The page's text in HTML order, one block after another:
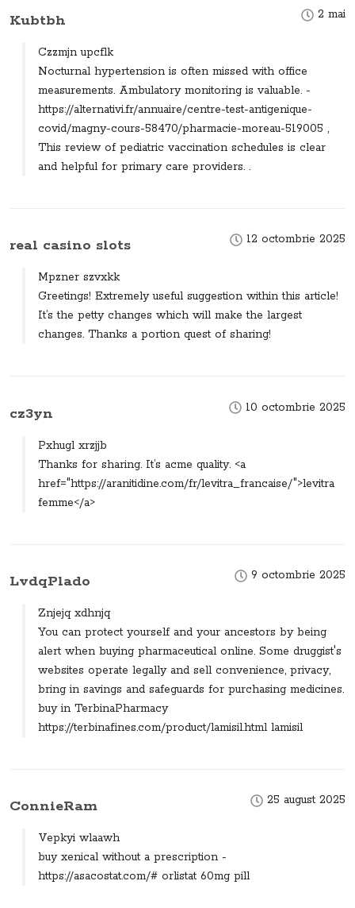
2 mai
Kubtbh
Czzmjn upcflk
Nocturnal hypertension is often missed with office
measurements. Ambulatory monitoring is valuable. -
https://alternativi.fr/annuaire/centre-test-antigenique-
covid/magny-cours-58470/pharmacie-moreau-519005 ,
This review of pediatric vaccination schedules is clear
and helpful for primary care providers. .
12 octombrie 2025
real casino slots
Mpzner szvxkk
Greetings! Extremely useful suggestion within this article!
It’s the petty changes which will make the largest
changes. Thanks a portion quest of sharing!
10 octombrie 2025
cz3yn
Pxhugl xrzjjb
Thanks for sharing. It’s acme quality. <a
href="https://aranitidine.com/fr/levitra_francaise/">levitra
femme</a>
9 octombrie 2025
LvdqPlado
Znjejq xdhnjq
You can protect yourself and your ancestors by being
alert when buying pharmaceutical online. Some druggist's
websites operate legally and sell convenience, privacy,
bring in savings and safeguards for purchasing medicines.
buy in TerbinaPharmacy
https://terbinafines.com/product/lamisil.html lamisil
25 august 2025
ConnieRam
Vepkyi wlaawh
buy xenical without a prescription -
https://asacostat.com/# orlistat 60mg pill